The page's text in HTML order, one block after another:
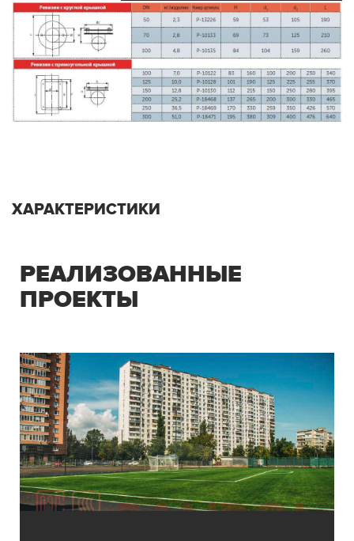
ХАРАКТЕРИСТИКИ
РЕАЛИЗОВАННЫЕ
ПРОЕКТЫ